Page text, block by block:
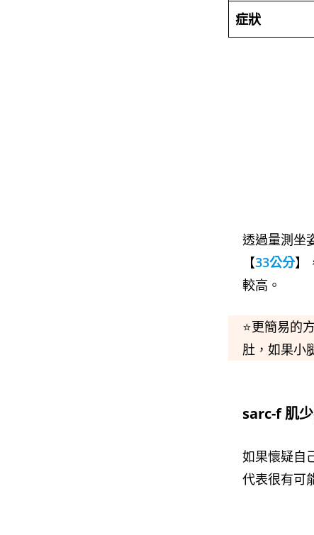
症狀
透過量測坐
【33公分】
較高。
⭐更簡易的
肚，如果小
sarc-f 肌
如果懷疑自
代表很有可